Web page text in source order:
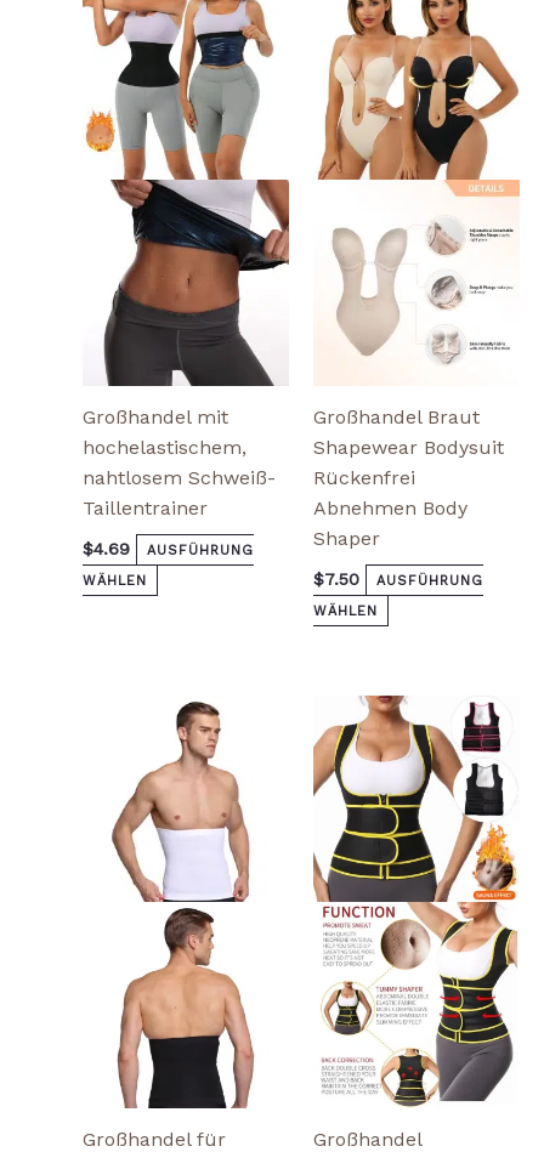
Großhandel mit
hochelastischem,
nahtlosem Schweiß-
Taillentrainer
$4.69
AUSFÜHRUNG
WÄHLEN
Produkt
weist
mehrere
Varianten
auf.
Die
Optionen
können
der
Produktseite
gewählt
werden
Großhandel Braut
Shapewear Bodysuit
Rückenfrei
Abnehmen Body
Shaper
$7.50
AUSFÜHRUNG
WÄHLEN
Produkt
weist
mehrere
Varianten
auf.
Die
Optionen
können
auf
der
Produktseite
gewählt
Großhandel für
Dieses
Produkt
weist
mehrere
Varianten
auf.
Die
Optionen
können
auf
der
Produktseite
gewählt
werden
Großhandel
Dieses
Produkt
weist
mehrere
Varianten
auf.
Optionen
können
auf
der
Produktseite
gewählt
werden